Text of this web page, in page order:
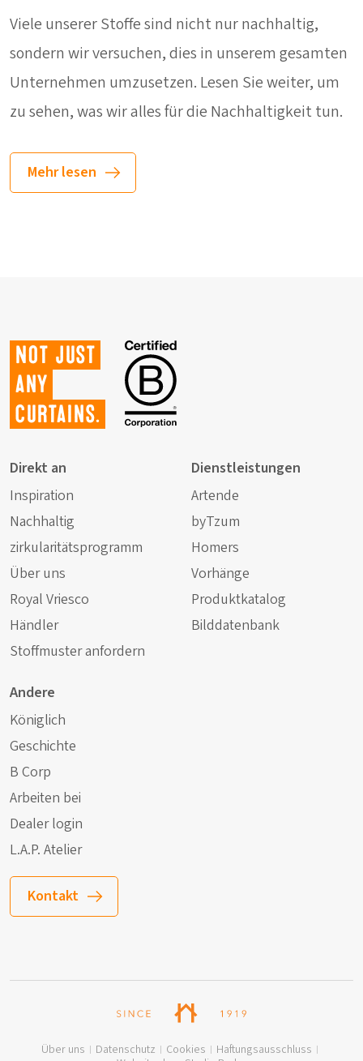
Viele unserer Stoffe sind nicht nur nachhaltig,
sondern wir versuchen, dies in unserem gesamten
Unternehmen umzusetzen. Lesen Sie weiter, um
zu sehen, was wir alles für die Nachhaltigkeit tun.
Mehr lesen
Not just
any
curtains.
Direkt an
Inspiration
Nachhaltig
zirkularitätsprogramm
Über uns
Royal Vriesco
Händler
Stoffmuster anfordern
Dienstleistungen
Artende
byTzum
Homers
Vorhänge
Produktkatalog
Bilddatenbank
Andere
Königlich
Geschichte
B Corp
Arbeiten bei
Dealer login
L.A.P. Atelier
Kontakt
Über uns Datenschutz Cookies
Haftungsausschluss